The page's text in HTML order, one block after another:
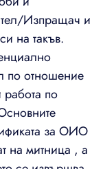
Изпращач и
на такъв.
по отношение
работа по
за ОИО
на митница , а